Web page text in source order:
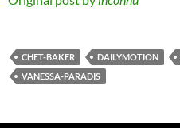
CHET-BAKER DAILYMOTION
VANESSA-PARADIS